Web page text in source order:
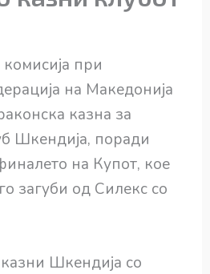
при
на Македонија
казна за
Шкендија, поради
на Купот, кое
загуби од Силекс со
Шкендија со